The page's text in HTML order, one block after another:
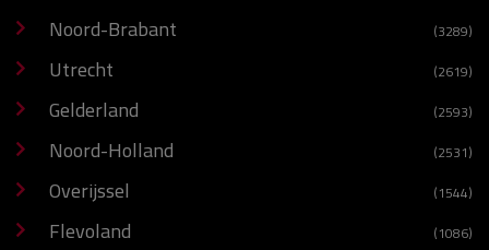
Noord-Brabant (3289)
Utrecht (2619)
Gelderland (2593)
Noord-Holland (2531)
Overijssel (1544)
Flevoland (1086)